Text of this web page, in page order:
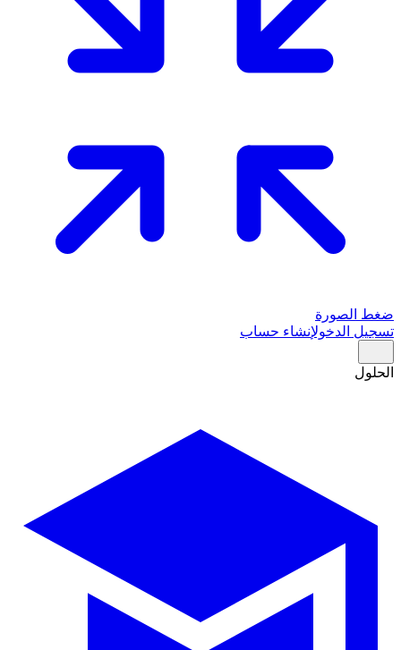
ضغط الصورة
تسجيل الدخولإنشاء حساب
الحلول